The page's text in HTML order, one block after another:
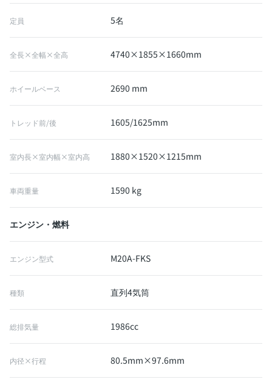
定員 5名
全長×全幅×全高 4740×1855×1660mm
ホイールベース 2690 mm
トレッド前/後 1605/1625mm
室内長×室内幅×室内高 1880×1520×1215mm
車両重量 1590 kg
エンジン・燃料
エンジン型式 M20A-FKS
種類 直列4気筒
総排気量 1986cc
内径×行程 80.5mm×97.6mm